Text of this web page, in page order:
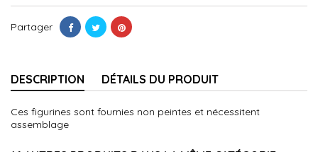
Partager
DESCRIPTION DÉTAILS DU PRODUIT
Ces figurines sont fournies non peintes et nécessitent
assemblage